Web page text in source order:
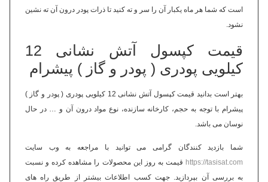
است که شما هر ماه یکبار آن را سر و ته کنید تا ذرات پودر درون آن ته نشین
نشود.
قیمت کپسول آتش نشانی 12
کیلویی پودری ( پودر و گاز ) پیشرام
بهتر است بدانید قیمت کپسول آتش نشانی 12 کیلویی پودری ( پودر و گاز )
پیشرام با توجه به حجم، کارخانه سازنده، نوع مواد درون آن و … در حال
نوسان می باشد.
شما بازدید کنندگان گرامی می توانید با مراجعه به وب سایت
https://tasisat.com قیمت به روز این محصولات را مشاهده کرده و نسبت
به بررسی آن بپردازید. جهت کسب اطلاعات بیشتر از طریق راه های